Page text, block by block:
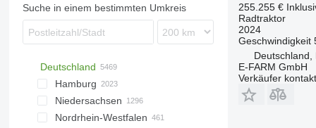
Suche in einem bestimmten Umkreis
Deutschland
Hamburg
Hamburg
Niedersachsen
Hannover
Nordrhein-Westfalen
255.255 €
Radtraktor
2024
Geschwindigkeit
Deutschland,
E-FARM GmbH
Verkäufer